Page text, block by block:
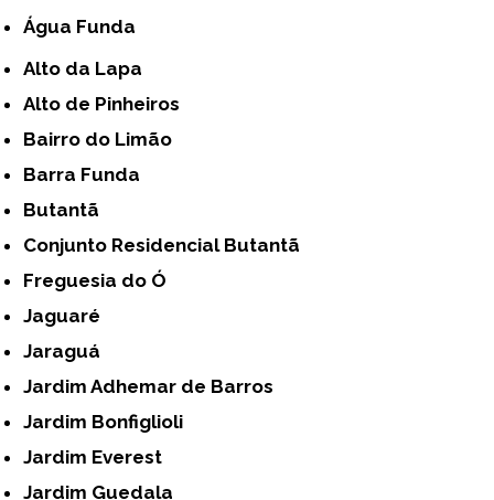
Água Funda
Alto da Lapa
Alto de Pinheiros
Bairro do Limão
Barra Funda
Butantã
Conjunto Residencial Butantã
Freguesia do Ó
Jaguaré
Jaraguá
Jardim Adhemar de Barros
Jardim Bonfiglioli
Jardim Everest
Jardim Guedala